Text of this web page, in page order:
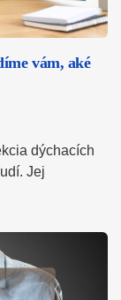
vám, aké
dýchacích
Jej